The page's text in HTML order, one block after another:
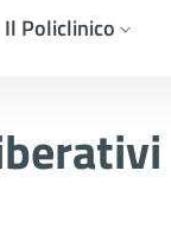
Il Policlinico